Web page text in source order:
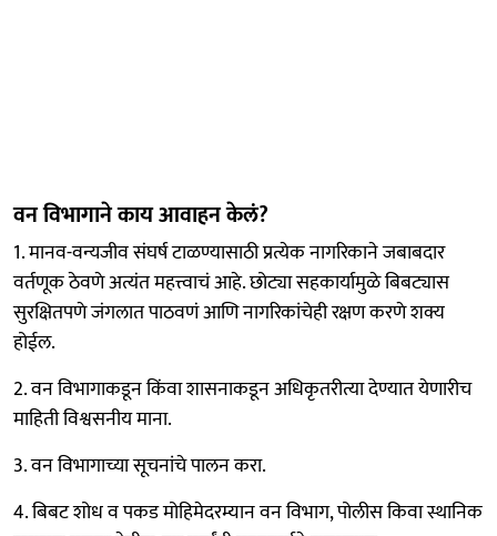
वन विभागाने काय आवाहन केलं?
1. मानव-वन्यजीव संघर्ष टाळण्यासाठी प्रत्येक नागरिकाने जबाबदार
वर्तणूक ठेवणे अत्यंत महत्त्वाचं आहे. छोट्या सहकार्यामुळे बिबट्यास
सुरक्षितपणे जंगलात पाठवणं आणि नागरिकांचेही रक्षण करणे शक्य
होईल.
2. वन विभागाकडून किंवा शासनाकडून अधिकृतरीत्या देण्यात येणारीच
माहिती विश्वसनीय माना.
3. वन विभागाच्या सूचनांचे पालन करा.
4. बिबट शोध व पकड मोहिमेदरम्यान वन विभाग, पोलीस किवा स्थानिक